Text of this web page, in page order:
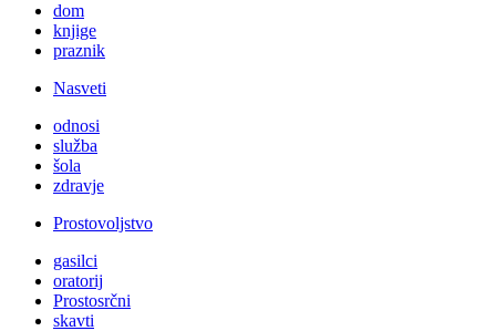
dom
knjige
praznik
Nasveti
odnosi
služba
šola
zdravje
Prostovoljstvo
gasilci
oratorij
Prostosrčni
skavti